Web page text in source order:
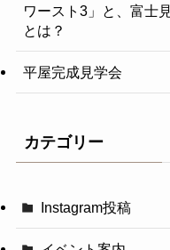
ワースト3」と、富士
とは？
平屋完成見学会
カテゴリー
Instagram投稿